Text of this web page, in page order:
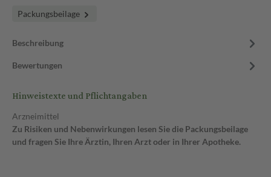
Packungsbeilage
Beschreibung
Bewertungen
Hinweistexte und Pflichtangaben
Arzneimittel
Zu Risiken und Nebenwirkungen lesen Sie die Packungsbeilage
und fragen Sie Ihre Ärztin, Ihren Arzt oder in Ihrer Apotheke.